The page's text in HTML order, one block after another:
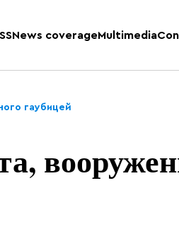
News coverageMultimedia
гаубицей